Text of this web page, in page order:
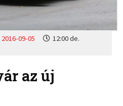
2016-09-05
12:00 de.
az új